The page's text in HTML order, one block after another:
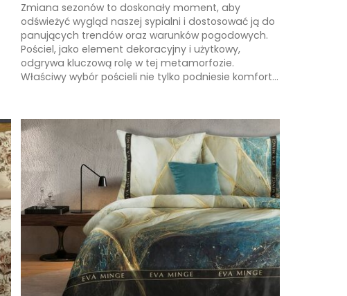
Zmiana sezonów to doskonały moment, aby
odświeżyć wygląd naszej sypialni i dostosować ją do
panujących trendów oraz warunków pogodowych.
Pościel, jako element dekoracyjny i użytkowy,
odgrywa kluczową rolę w tej metamorfozie.
Właściwy wybór pościeli nie tylko podniesie komfort...